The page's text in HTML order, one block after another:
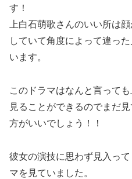
す！
上白石萌歌さんのいい所は
していて角度によって違っ
います。
このドラマはなんと言って
見ることができるのでまだ
方がいいでしょう！！
彼女の演技に思わず見入っ
マを見ていました。